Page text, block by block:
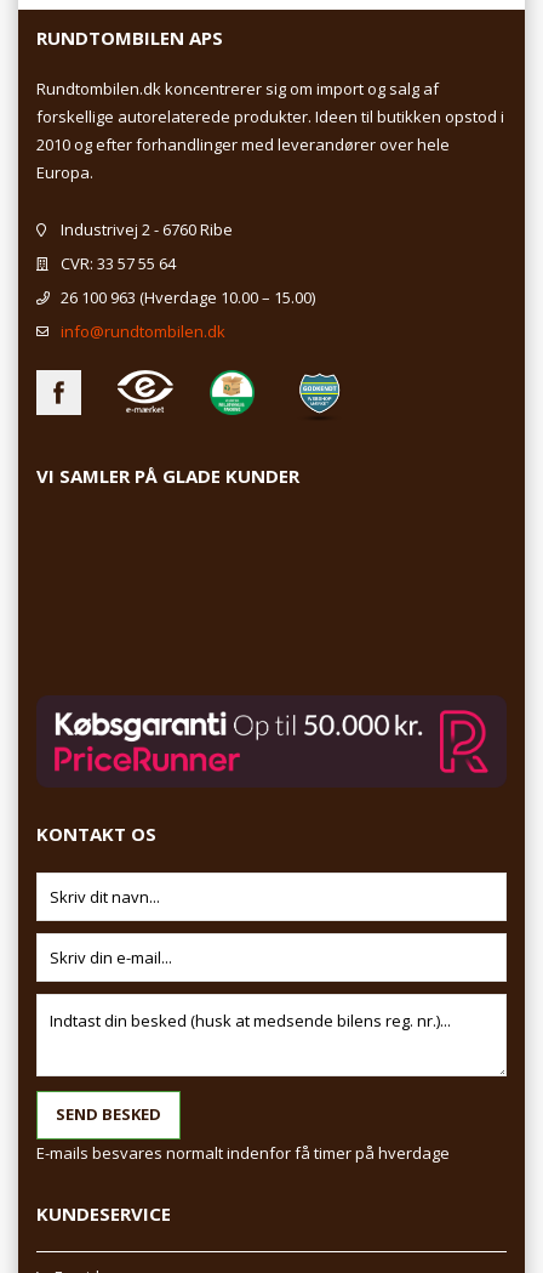
RUNDTOMBILEN APS
Rundtombilen.dk koncentrerer sig om import og salg af
forskellige autorelaterede produkter. Ideen til butikken opstod i
2010 og efter forhandlinger med leverandører over hele
Europa.
Industrivej 2 - 6760 Ribe
CVR: 33 57 55 64
26 100 963 (Hverdage 10.00 – 15.00)
info@rundtombilen.dk
VI SAMLER PÅ GLADE KUNDER
KONTAKT OS
E-mails besvares normalt indenfor få timer på hverdage
KUNDESERVICE